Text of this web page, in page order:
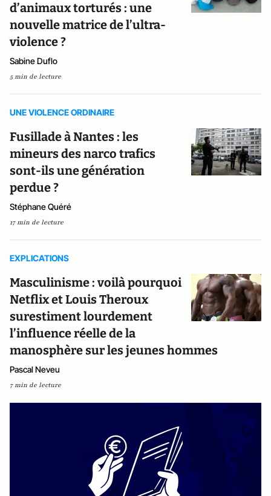
d’animaux torturés : une
nouvelle matrice de l’ultra-
violence ?
Sabine Duflo
5 min de lecture
UNE VIOLENCE ORDINAIRE
Fusillade à Nantes : les
mineurs des narco trafics
sont-ils une génération
perdue ?
Stéphane Quéré
17 min de lecture
EXPLICATIONS
Masculinisme : voilà pourquoi
Netflix et Louis Theroux
surestiment lourdement
l’influence réelle de la
manosphère sur les jeunes hommes
Pascal Neveu
7 min de lecture